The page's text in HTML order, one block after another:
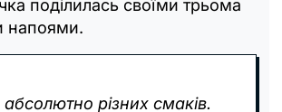
поділилась своїми трьома
напоями.
різних смаків.